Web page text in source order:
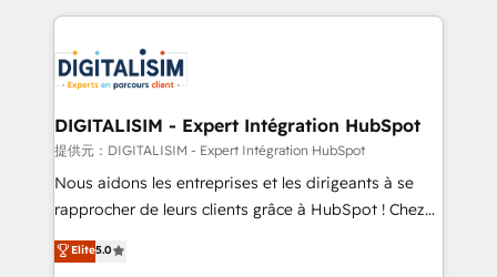
team of 25+ experts Contact us today to help you
get more from your investment in HubSpot.
strengthen your digital transformation and minimize
Implementation partner, we provide expertise to
drive your business forward. Since 2015 we are fully
dedicated to HubSpot and with an experienced
team (50+), we work with reputable companies in
B2B sectors such as manufacturing, SaaS and
business services. We prepare a customized
impact of your digital transformation, including a
DIGITALISIM - Expert Intégration HubSpot
提供元：DIGITALISIM - Expert Intégration HubSpot
Nous aidons les entreprises et les dirigeants à se
rapprocher de leurs clients grâce à HubSpot ! Chez
DIGITALISIM, nous avons l'intime conviction que la
réussite des entreprises passe par l’innovation web,
Elite5.0